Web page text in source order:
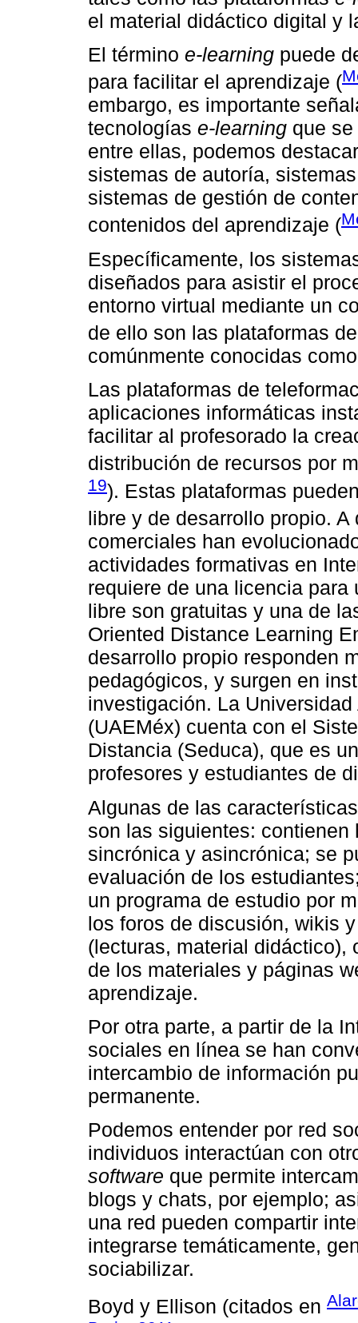
el material didáctico digital y
El término e-learning puede
para facilitar el aprendizaje (
embargo, es importante
tecnologías e-learning que
entre ellas, podemos
sistemas de autoría,
sistemas de gestión de
contenidos del aprendizaje (
Específicamente, los
diseñados para asistir el
entorno virtual mediante un
de ello son las plataformas
comúnmente conocidas
Las plataformas de
aplicaciones informáticas
facilitar al profesorado la
distribución de recursos por
19). Estas plataformas
libre y de desarrollo propio.
comerciales han
actividades formativas en
requiere de una licencia
libre son gratuitas y una de
Oriented Distance Learning
desarrollo propio responden
pedagógicos, y surgen en
investigación. La
(UAEMéx) cuenta con el
Distancia (Seduca), que es
profesores y estudiantes de
Algunas de las
son las siguientes:
sincrónica y asincrónica; se
evaluación de los
un programa de estudio por
los foros de discusión, wikis
(lecturas, material didáctico),
de los materiales y páginas
aprendizaje.
Por otra parte, a partir de la
sociales en línea se han
intercambio de información
permanente.
Podemos entender por red
individuos interactúan con
software que permite
blogs y chats, por ejemplo;
una red pueden compartir
integrarse temáticamente,
sociabilizar.
Boyd y Ellison (citados en